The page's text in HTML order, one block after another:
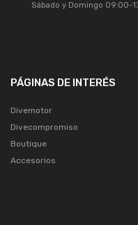
Sábado y Domingo 09:00-
PÁGINAS DE INTERÉS
Divemotor
Divecompromiso
Boutique
Accesorios